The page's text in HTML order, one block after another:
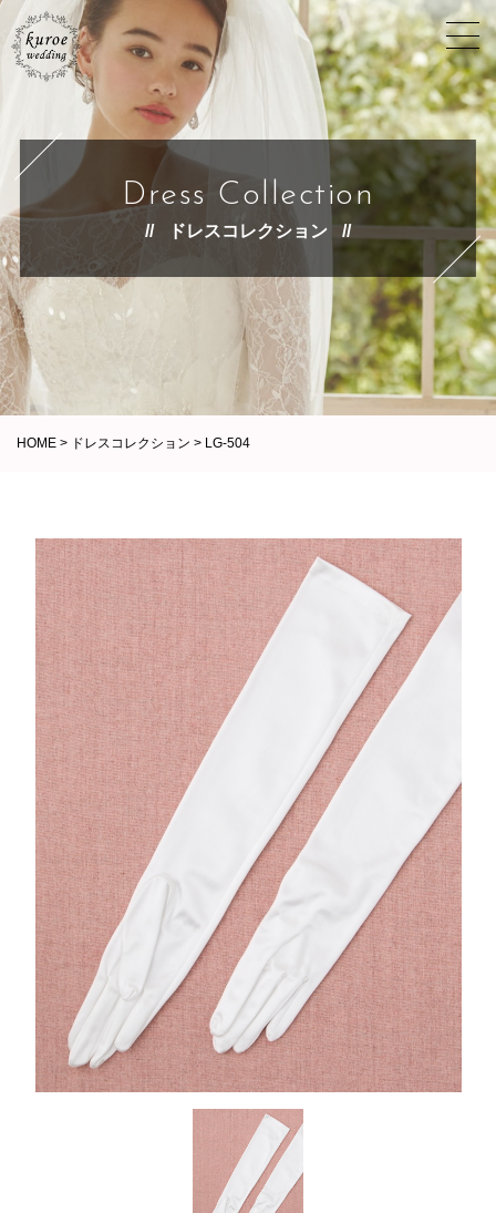
Dress Collection
ドレスコレクション
HOME > ドレスコレクション > LG-504